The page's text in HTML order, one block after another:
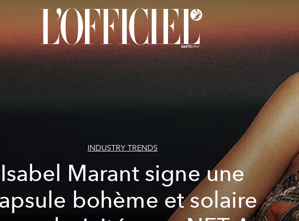
INDUSTRY TRENDS
Isabel Marant signe une
bohème et solaire